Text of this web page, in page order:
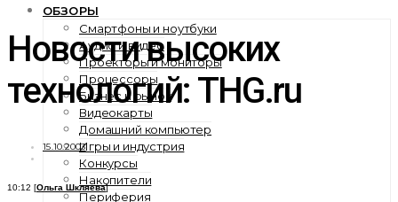
ОБЗОРЫ
Смартфоны и ноутбуки
Аудио и видео
Проекторы и мониторы
Процессоры
Бизнес и рынок
Видеокарты
Домашний компьютер
Игры и индустрия
Конкурсы
Накопители
Периферия
Новости высоких
технологий: THG.ru
15.10.2003
10:12 [Ольга Шкляева]